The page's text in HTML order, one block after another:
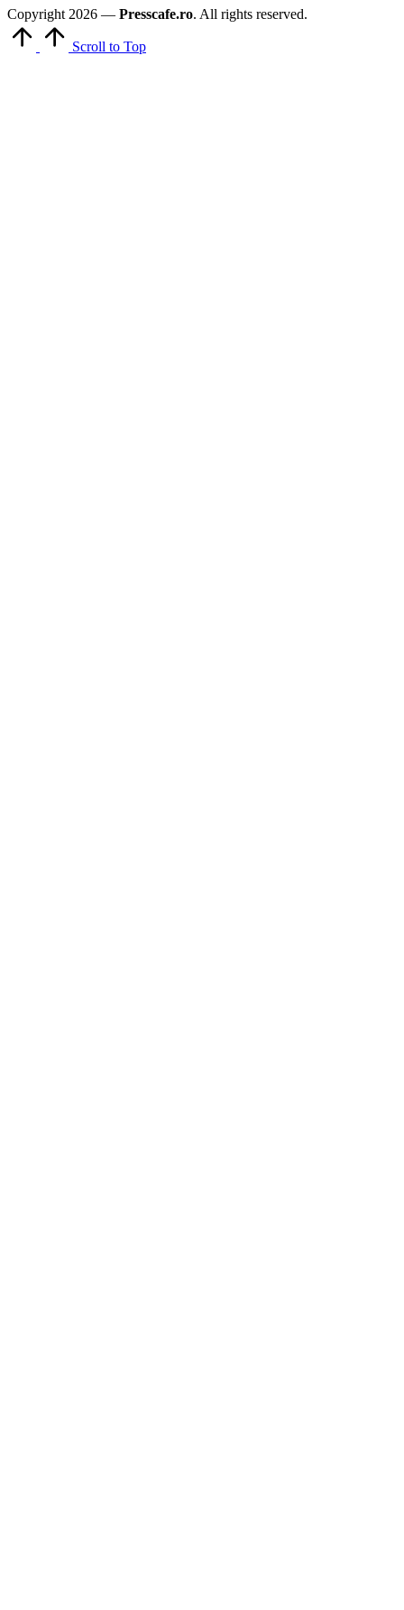
Copyright 2026 — Presscafe.ro. All rights reserved.
Scroll to Top